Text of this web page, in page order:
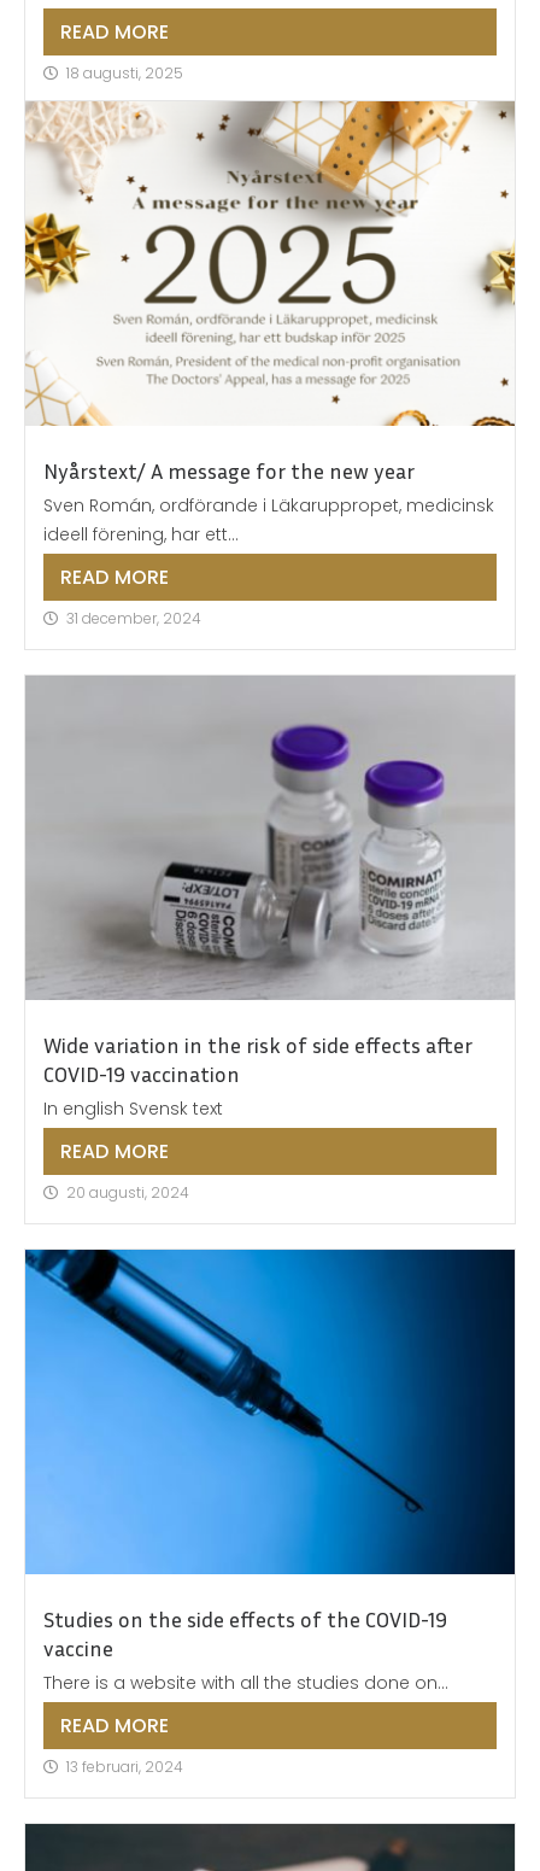
READ MORE
18 augusti, 2025
Nyårstext/ A message for the new year
Sven Román, ordförande i Läkaruppropet, medicinsk
ideell förening, har ett...
READ MORE
31 december, 2024
Wide variation in the risk of side effects after
COVID-19 vaccination
In english Svensk text
READ MORE
20 augusti, 2024
Studies on the side effects of the COVID-19
vaccine
There is a website with all the studies done on...
READ MORE
13 februari, 2024